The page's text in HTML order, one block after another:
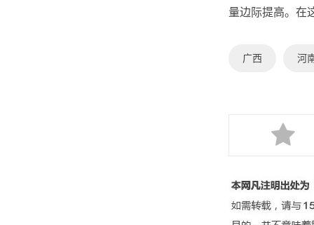
量边际提高。在
广西 河